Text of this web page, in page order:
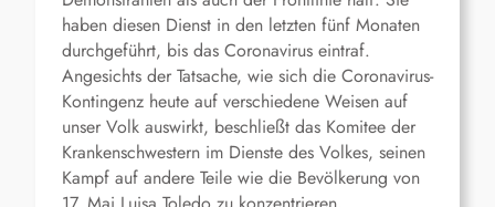
haben diesen Dienst in den letzten fünf Monaten
durchgeführt, bis das Coronavirus eintraf.
Angesichts der Tatsache, wie sich die Coronavirus-
Kontingenz heute auf verschiedene Weisen auf
unser Volk auswirkt, beschließt das Komitee der
Krankenschwestern im Dienste des Volkes, seinen
Kampf auf andere Teile wie die Bevölkerung von